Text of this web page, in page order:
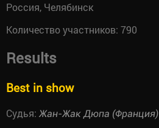
Россия, Челябинск
Количество участников: 790
Results
Best in show
Судья: Жан-Жак Дюпа (Франция)